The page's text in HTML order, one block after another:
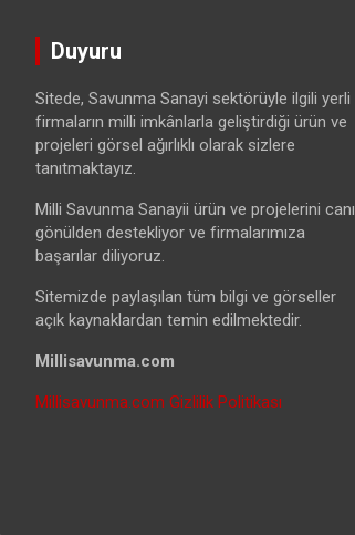
Duyuru
Sitede, Savunma Sanayi sektörüyle ilgili yerli
firmaların milli imkânlarla geliştirdiği ürün ve
projeleri görsel ağırlıklı olarak sizlere
tanıtmaktayız.
Milli Savunma Sanayii ürün ve projelerini canı
gönülden destekliyor ve firmalarımıza
başarılar diliyoruz.
Sitemizde paylaşılan tüm bilgi ve görseller
açık kaynaklardan temin edilmektedir.
Millisavunma.com
Millisavunma.com Gizlilik Politikası